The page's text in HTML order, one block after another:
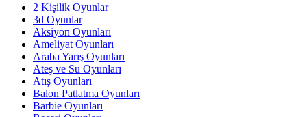
2 Kişilik Oyunlar
3d Oyunlar
Aksiyon Oyunları
Ameliyat Oyunları
Araba Yarış Oyunları
Ateş ve Su Oyunları
Atış Oyunları
Balon Patlatma Oyunları
Barbie Oyunları